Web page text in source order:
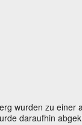
wurden zu
daraufhin